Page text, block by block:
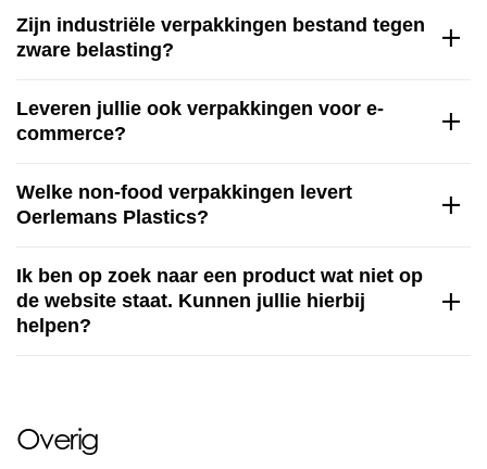
Zijn industriële verpakkingen bestand tegen
zware belasting?
Leveren jullie ook verpakkingen voor e-
commerce?
Welke non-food verpakkingen levert
Oerlemans Plastics?
Ik ben op zoek naar een product wat niet op
de website staat. Kunnen jullie hierbij
helpen?
Overig